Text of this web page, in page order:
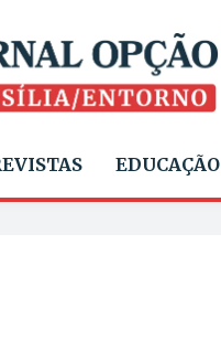
EDUCAÇÃO